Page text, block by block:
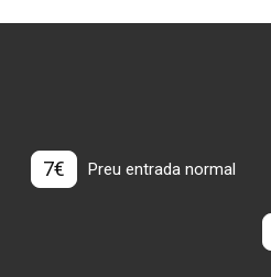
7€ Preu entrada normal